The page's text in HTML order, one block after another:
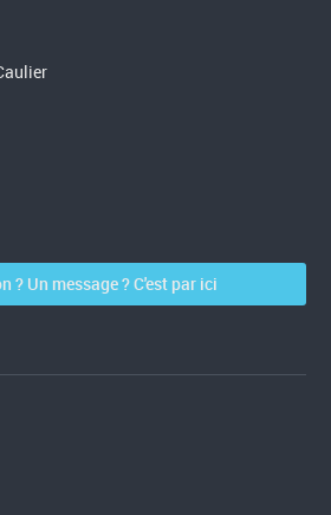
? Un message ? C'est par ici